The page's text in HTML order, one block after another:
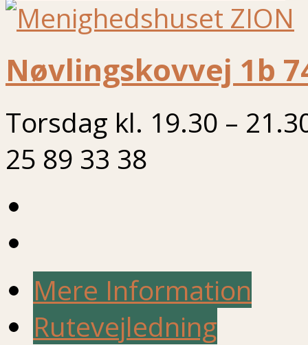
Nøvlingskovvej 1b
Torsdag kl. 19.30 –
25 89 33 38
Mere Information
Rutevejledning